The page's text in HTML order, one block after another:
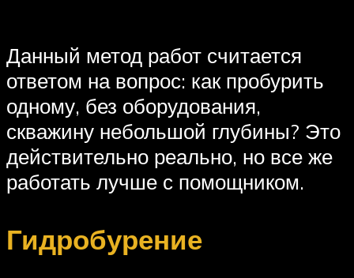
Данный метод работ считается
ответом на вопрос: как пробурить
одному, без оборудования,
скважину небольшой глубины? Это
действительно реально, но все же
работать лучше с помощником.
Гидробурение